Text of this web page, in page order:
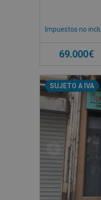
Impuestos no
69.000€
SUJETO A IVA